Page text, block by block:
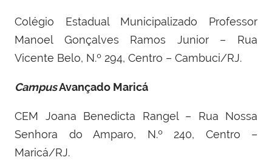
Colégio Estadual Municipalizado Professor
Manoel Gonçalves Ramos Junior – Rua
Vicente Belo, N.º 294, Centro – Cambuci/RJ.
CampusAvançado Maricá
CEM Joana Benedicta Rangel – Rua Nossa
Senhora do Amparo, N.º 240, Centro –
Maricá/RJ.